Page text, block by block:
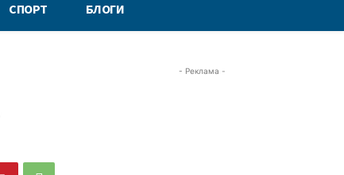
СПОРТ БЛОГИ
- Реклама -